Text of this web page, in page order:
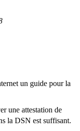
un guide pour la
une attestation de
la DSN est suffisant.